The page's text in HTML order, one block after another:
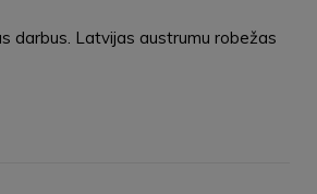
darbus. Latvijas austrumu robežas